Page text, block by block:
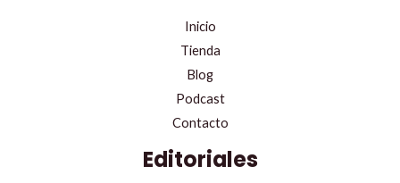
Inicio
Tienda
Blog
Podcast
Contacto
Editoriales